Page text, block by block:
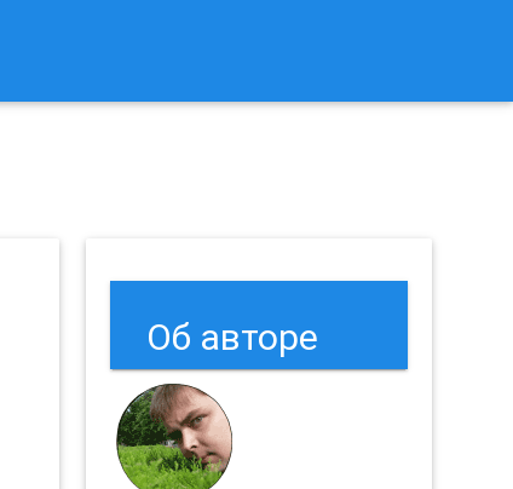
Об авторе